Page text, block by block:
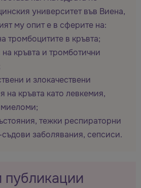
университет във Виена,
му опит е в сферите на:
тромбоцитите в кръвта;
кръвта и тромботични
и злокачествени
на кръвта като левкемия,
тежки респираторни
заболявания, сепсиси.
публикации